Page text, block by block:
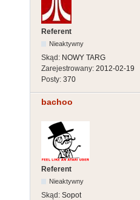
Referent
Nieaktywny
Skąd: NOWY TARG
Zarejestrowany: 2012-02-19
Posty: 370
bachoo
Referent
Nieaktywny
Skąd: Sopot